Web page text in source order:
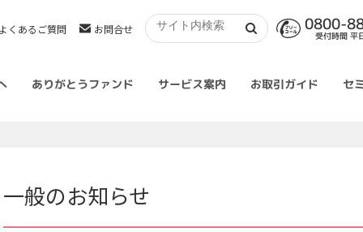
くあるご質問 お問合せ 0800-
受付時間 平
ありがとうファンド サービス案内 お取引ガイド セ
一般のお知らせ